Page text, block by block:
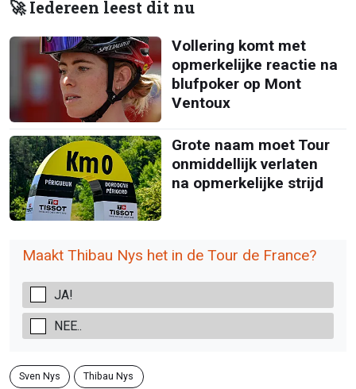
🚀 Iedereen leest dit nu
Vollering komt met
opmerkelijke reactie na
blufpoker op Mont
Ventoux
Grote naam moet Tour
onmiddellijk verlaten
na opmerkelijke strijd
Maakt Thibau Nys het in de Tour de France?
JA!
NEE..
Sven Nys Thibau Nys